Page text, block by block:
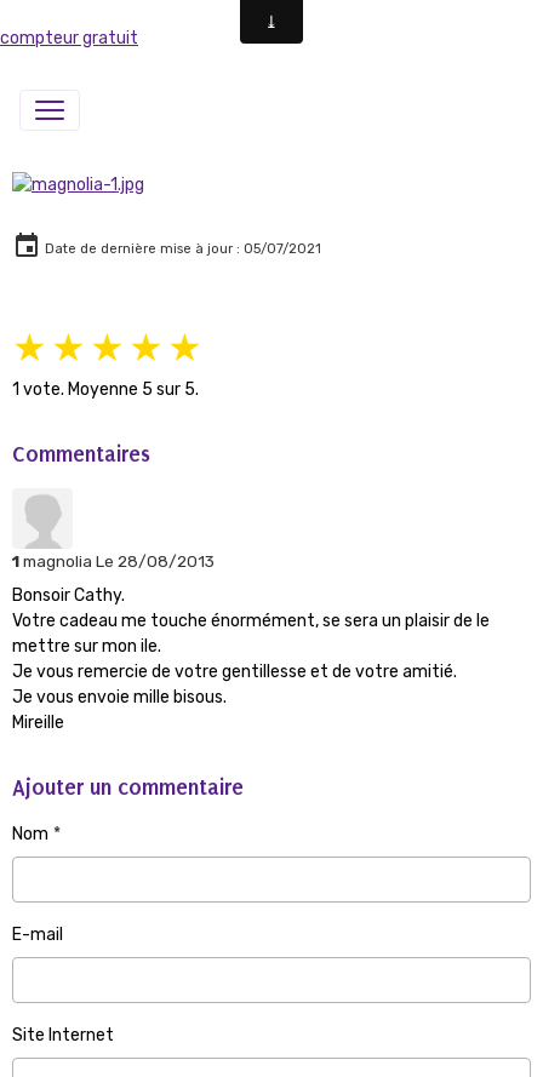
compteur gratuit
Date de dernière mise à jour : 05/07/2021
★★★★★
1 vote. Moyenne 5 sur 5.
Commentaires
1magnolia Le 28/08/2013
Bonsoir Cathy.
Votre cadeau me touche énormément, se sera un plaisir de le
mettre sur mon ile.
Je vous remercie de votre gentillesse et de votre amitié.
Je vous envoie mille bisous.
Mireille
Ajouter un commentaire
Nom
E-mail
Site Internet